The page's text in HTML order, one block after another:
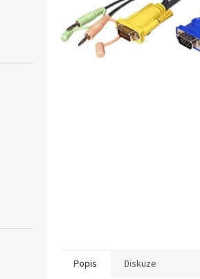
Popis Diskuze